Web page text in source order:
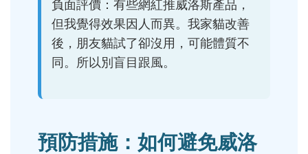
負面評價：有些網紅推威洛斯產品，
但我覺得效果因人而異。我家貓改善
後，朋友貓試了卻沒用，可能體質不
同。所以別盲目跟風。
預防措施：如何避免威洛